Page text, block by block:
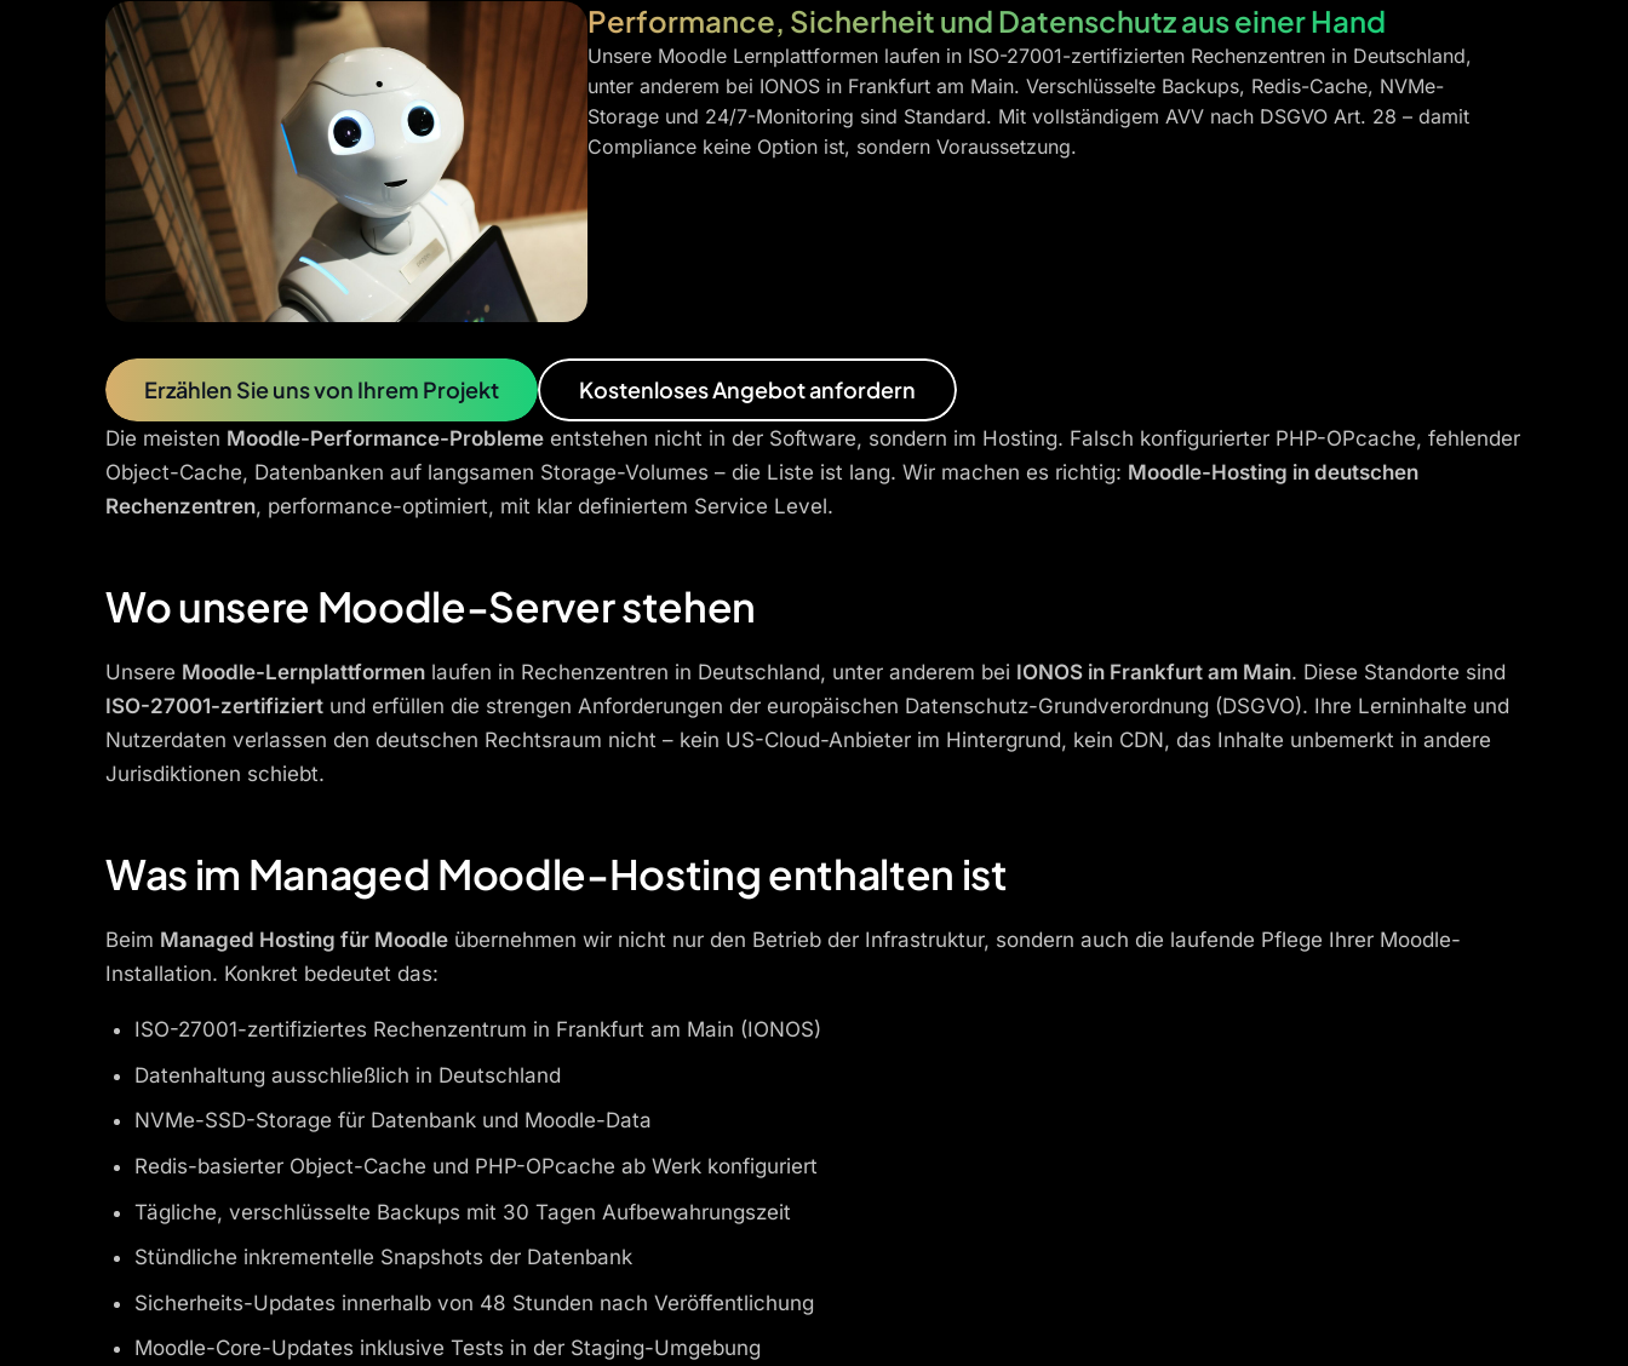
Performance, Sicherheit und Datenschutz aus einer Hand
Unsere Moodle Lernplattformen laufen in ISO-27001-zertifizierten Rechenzentren in Deutschland,
unter anderem bei IONOS in Frankfurt am Main. Verschlüsselte Backups, Redis-Cache, NVMe-
Storage und 24/7-Monitoring sind Standard. Mit vollständigem AVV nach DSGVO Art. 28 – damit
Compliance keine Option ist, sondern Voraussetzung.
Erzählen Sie uns von Ihrem Projekt Kostenloses Angebot anfordern
Die meisten Moodle-Performance-Probleme entstehen nicht in der Software, sondern im Hosting. Falsch konfigurierter PHP-OPcache, fehlender
Object-Cache, Datenbanken auf langsamen Storage-Volumes – die Liste ist lang. Wir machen es richtig: Moodle-Hosting in deutschen
Rechenzentren, performance-optimiert, mit klar definiertem Service Level.
Wo unsere Moodle-Server stehen
Unsere Moodle-Lernplattformen laufen in Rechenzentren in Deutschland, unter anderem bei IONOS in Frankfurt am Main. Diese Standorte sind
ISO-27001-zertifiziert und erfüllen die strengen Anforderungen der europäischen Datenschutz-Grundverordnung (DSGVO). Ihre Lerninhalte und
Nutzerdaten verlassen den deutschen Rechtsraum nicht – kein US-Cloud-Anbieter im Hintergrund, kein CDN, das Inhalte unbemerkt in andere
Jurisdiktionen schiebt.
Was im Managed Moodle-Hosting enthalten ist
Beim Managed Hosting für Moodle übernehmen wir nicht nur den Betrieb der Infrastruktur, sondern auch die laufende Pflege Ihrer Moodle-
Installation. Konkret bedeutet das:
ISO-27001-zertifiziertes Rechenzentrum in Frankfurt am Main (IONOS)
Datenhaltung ausschließlich in Deutschland
NVMe-SSD-Storage für Datenbank und Moodle-Data
Redis-basierter Object-Cache und PHP-OPcache ab Werk konfiguriert
Tägliche, verschlüsselte Backups mit 30 Tagen Aufbewahrungszeit
Stündliche inkrementelle Snapshots der Datenbank
Sicherheits-Updates innerhalb von 48 Stunden nach Veröffentlichung
Moodle-Core-Updates inklusive Tests in der Staging-Umgebung